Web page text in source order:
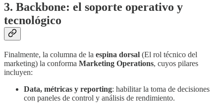
3. Backbone: el soporte operativo y
tecnológico
Finalmente, la columna de la espina dorsal (El rol técnico del
marketing) la conforma Marketing Operations, cuyos pilares
incluyen:
Data, métricas y reporting: habilitar la toma de decisiones
con paneles de control y análisis de rendimiento.